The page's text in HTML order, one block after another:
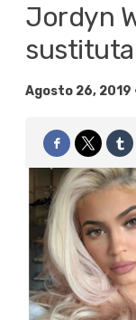
Jordyn
Agosto 26, 2019
Facebook